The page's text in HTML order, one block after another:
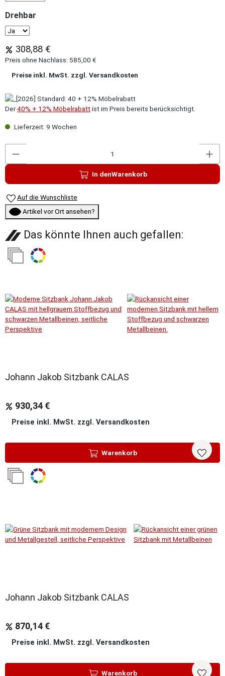
Drehbar
Konfigurator Drehbar
308,88 €
Preis ohne Nachlass: 585,00 €
Preise inkl. MwSt. zzgl. Versandkosten
Der40% + 12% Möbelrabattist im Preis bereits berücksichtigt.
Lieferzeit: 9 Wochen
In denWarenkorb
Auf die Wunschliste
Artikel vor Ort ansehen?
Das könnte Ihnen auch gefallen:
Johann Jakob Sitzbank CALAS
930,34 €
Preise inkl. MwSt. zzgl. Versandkosten
Warenkorb
Johann Jakob Sitzbank CALAS
870,14 €
Preise inkl. MwSt. zzgl. Versandkosten
Warenkorb